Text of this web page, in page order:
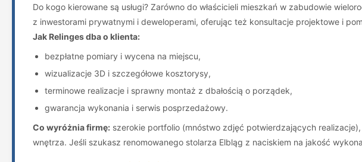
Do kogo kierowane są usługi? Zarówno do właścicieli mieszkań w zabudowie
z inwestorami prywatnymi i deweloperami, oferując też konsultacje projektowe i
Jak Relinges dba o klienta:
bezpłatne pomiary i wycena na miejscu,
wizualizacje 3D i szczegółowe kosztorysy,
terminowe realizacje i sprawny montaż z dbałością o porządek,
gwarancja wykonania i serwis posprzedażowy.
Co wyróżnia firmę: szerokie portfolio (mnóstwo zdjęć potwierdzających
wnętrza. Jeśli szukasz renomowanego stolarza Elbląg z naciskiem na jakość